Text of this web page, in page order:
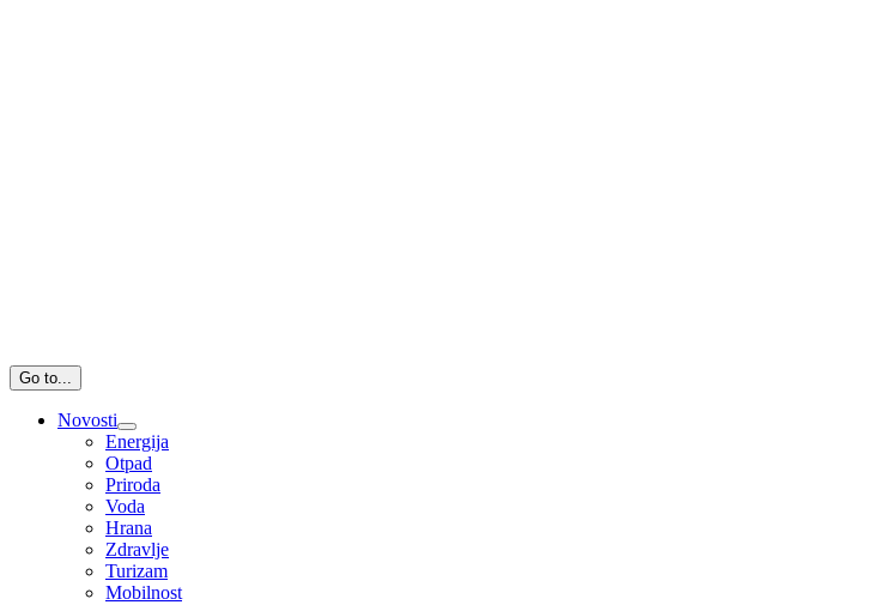
Go to...
Novosti
Energija
Otpad
Priroda
Voda
Hrana
Zdravlje
Turizam
Mobilnost